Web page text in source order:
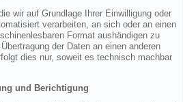
wir auf Grundlage Ihrer Einwilligung oder
verarbeiten, an sich oder an einen
Format aushändigen zu
der Daten an einen anderen
dies nur, soweit es technisch machbar
und Berichtigung